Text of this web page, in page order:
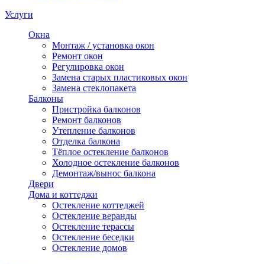
Услуги
Окна
Монтаж / установка окон
Ремонт окон
Регулировка окон
Замена старых пластиковых окон
Замена стеклопакета
Балконы
Пристройка балконов
Ремонт балконов
Утепление балконов
Отделка балкона
Тёплое остекление балконов
Холодное остекление балконов
Демонтаж/вынос балкона
Двери
Дома и коттеджи
Остекление коттеджей
Остекление веранды
Остекление терассы
Остекление беседки
Остекление домов